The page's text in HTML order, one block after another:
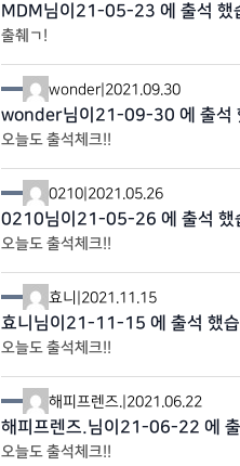
MDM님이21-05-23 에 출석 했
출췌ㄱ!
wonder| 2021.09.30
wonder님이21-09-30 에 출석
오늘도 출석체크!!
0210 2021.05.26
0210님이21-05-26 에 출석 했
오늘도 출석체크!!
효니 2021.11.15
효니님이21-11-15 에 출석 했
오늘도 출석체크!!
해피프렌즈. 2021.06.22
해피프렌즈.님이21-06-22 에
오늘도 출석체크!!